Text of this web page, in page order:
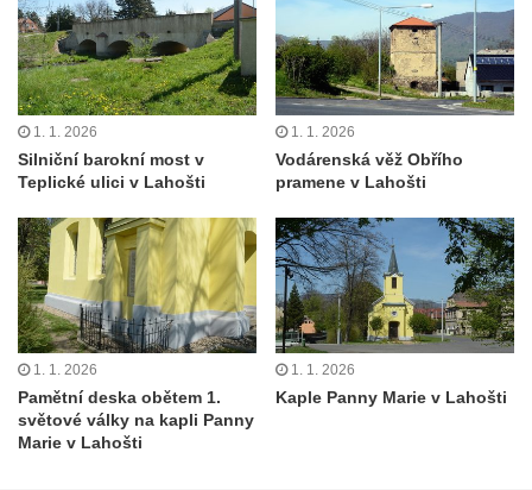
1. 1. 2026
Silniční barokní most v
Teplické ulici v Lahošti
1. 1. 2026
Vodárenská věž Obřího
pramene v Lahošti
1. 1. 2026
Pamětní deska obětem 1.
světové války na kapli Panny
Marie v Lahošti
1. 1. 2026
Kaple Panny Marie v Lahošti